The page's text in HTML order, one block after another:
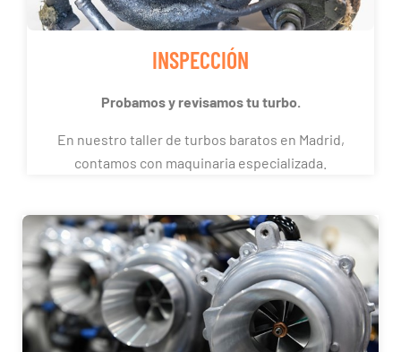
INSPECCIÓN
Probamos y revisamos tu turbo.
En nuestro taller de turbos baratos en Madrid,
contamos con maquinaria especializada.